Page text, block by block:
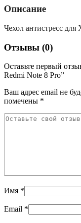
Описание
Чехол антистресс
Отзывы (0)
Оставьте первый
Redmi Note 8 Pro”
Ваш адрес email не
помечены *
Имя *
Email *